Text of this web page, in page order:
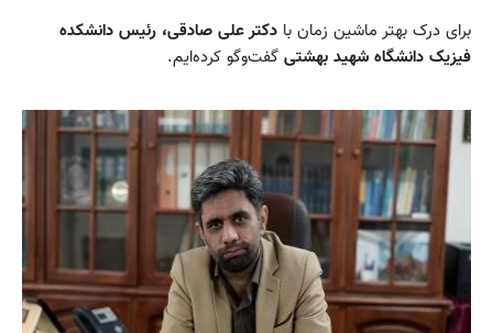
برای درک بهتر ماشین زمان با دکتر علی صادقی، رئیس دانشکده
فیزیک دانشگاه شهید بهشتی گفت‌وگو کرده‌ایم.